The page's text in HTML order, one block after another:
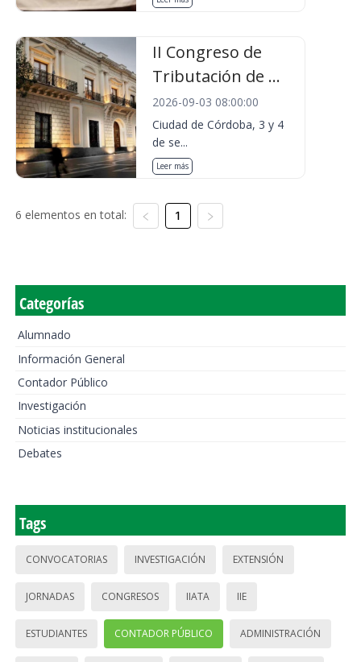
II Congreso de
Tributación de ...
2026-09-03 08:00:00
Ciudad de Córdoba, 3 y 4
de se...
Leer más
6 elementos en total: 1
Categorías
Alumnado
Información General
Contador Público
Investigación
Noticias institucionales
Debates
Tags
CONVOCATORIAS INVESTIGACIÓN EXTENSIÓN
JORNADAS CONGRESOS IIATA IIE
ESTUDIANTES CONTADOR PÚBLICO ADMINISTRACIÓN